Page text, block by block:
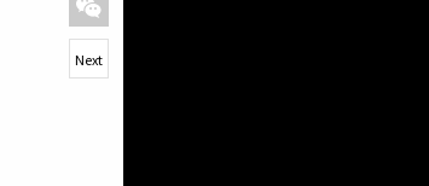
Next